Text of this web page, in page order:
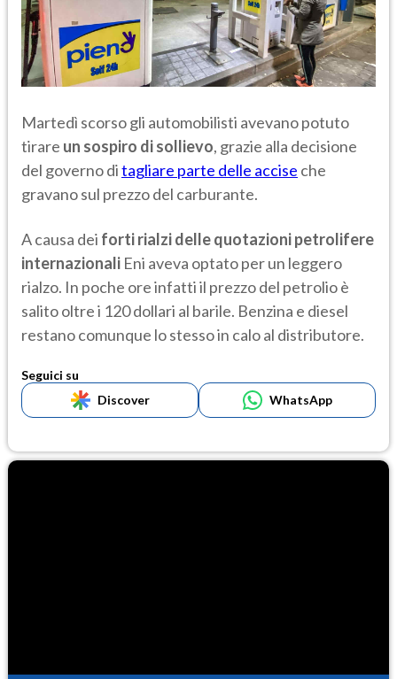
Martedì scorso gli automobilisti avevano potuto
tirare un sospiro di sollievo, grazie alla decisione
del governo ditagliare parte delle accise che
gravano sul prezzo del carburante.
A causa dei forti rialzi delle quotazioni petrolifere
internazionali Eni aveva optato per un leggero
rialzo. In poche ore infatti il prezzo del petrolio è
salito oltre i 120 dollari al barile. Benzina e diesel
restano comunque lo stesso in calo al distributore.
Seguici su
Discover
WhatsApp